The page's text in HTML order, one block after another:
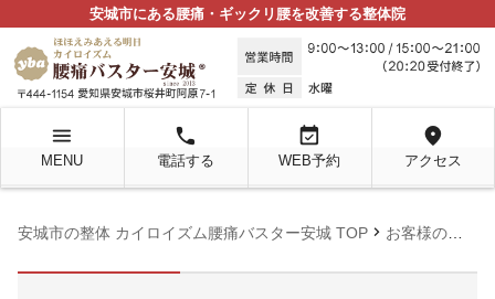
安城市にある腰痛・ギックリ腰を改善する整体院
menu
MENU
local_phone
電話する
event_available
WEB予約
location_on
アクセス
安城市の整体 カイロイズム腰痛バスター安城 TOP chevron_right お客様の声